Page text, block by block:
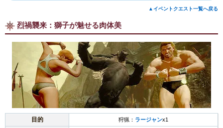
▲イベントクエスト一覧へ戻る
烈禍襲来：獅子が魅せる肉体美
目的 狩猟： ラージャンx1